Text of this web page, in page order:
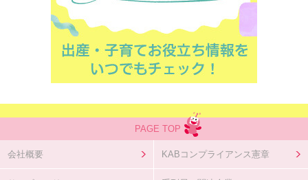
PAGE TOP
会社概要 KABコンプライアンス憲章